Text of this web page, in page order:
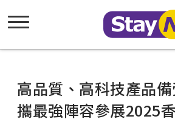
高品質、高科技產品
攜最強陣容參展2025